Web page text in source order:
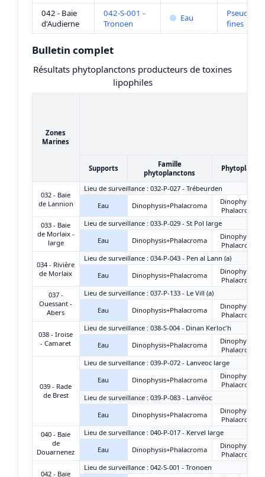
042 - Baie
d'Audierne
042-S-001 -
Tronoen
Eau
Pseudo-
fines
Bulletin complet
Résultats phytoplanctons producteurs de toxines
lipophiles
Zones
Marines
Supports
Famille
phytoplanctons
032 - Baie
de Lannion
Lieu de surveillance : 032-P-027 - Trébeurden
Eau
Dinophysis+Phalacroma
Dinophysis +
Phalacroma
033 - Baie
de Morlaix -
large
Lieu de surveillance : 033-P-029 - St Pol large
Eau
Dinophysis+Phalacroma
Dinophysis +
Phalacroma
034 - Rivière
de Morlaix
Lieu de surveillance : 034-P-043 - Pen al Lann (a)
Eau
Dinophysis+Phalacroma
Dinophysis +
Phalacroma
037 -
Ouessant -
Abers
Lieu de surveillance : 037-P-133 - Le Vill (a)
Eau
Dinophysis+Phalacroma
Dinophysis +
Phalacroma
038 - Iroise
- Camaret
Lieu de surveillance : 038-S-004 - Dinan Kerloc'h
Eau
Dinophysis+Phalacroma
Dinophysis +
Phalacroma
039 - Rade
de Brest
Lieu de surveillance : 039-P-072 - Lanveoc large
Eau
Dinophysis+Phalacroma
Dinophysis +
Phalacroma
Lieu de surveillance : 039-P-083 - Lanvéoc
Eau
Dinophysis+Phalacroma
Dinophysis +
Phalacroma
040 - Baie
de
Douarnenez
Lieu de surveillance : 040-P-017 - Kervel large
Eau
Dinophysis+Phalacroma
Dinophysis +
Phalacroma
042 - Baie
Lieu de surveillance : 042-S-001 - Tronoen